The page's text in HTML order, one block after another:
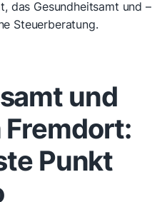
das Gesundheitsamt und –
Steuerberatung.
und
Fremdort:
Punkt